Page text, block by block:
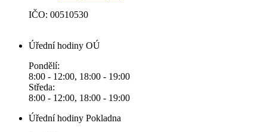
IČO: 00510530
Úřední hodiny OÚ
Pondělí:
8:00 - 12:00, 18:00 - 19:00
Středa:
8:00 - 12:00, 18:00 - 19:00
Úřední hodiny Pokladna